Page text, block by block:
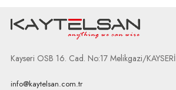
Kayseri OSB 16. Cad. No:17 Melikgazi/KAYSERİ
info@kaytelsan.com.tr